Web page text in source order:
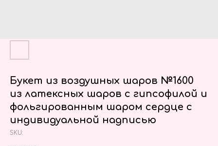
Букет из воздушных шаров №1600
из латексных шаров с гипсофилой и
фольгированным шаром сердце с
индивидуальной надписью
SKU: